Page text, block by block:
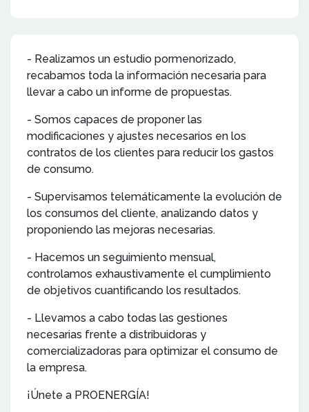
- Realizamos un estudio pormenorizado,
recabamos toda la información necesaria para
llevar a cabo un informe de propuestas.
- Somos capaces de proponer las
modificaciones y ajustes necesarios en los
contratos de los clientes para reducir los gastos
de consumo.
- Supervisamos telemáticamente la evolución de
los consumos del cliente, analizando datos y
proponiendo las mejoras necesarias.
- Hacemos un seguimiento mensual,
controlamos exhaustivamente el cumplimiento
de objetivos cuantificando los resultados.
- Llevamos a cabo todas las gestiones
necesarias frente a distribuidoras y
comercializadoras para optimizar el consumo de
la empresa.
¡Únete a PROENERGÍA!